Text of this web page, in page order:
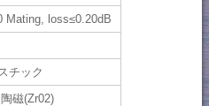
Mating, loss≤0.20dB
チック
磁(Zr02)